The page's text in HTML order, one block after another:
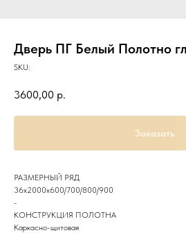
Дверь ПГ Белый Полотно
SKU:
3600,00 р.
Заказать
РАЗМЕРНЫЙ РЯД
36х2000х600/700/800/900
-
КОНСТРУКЦИЯ ПОЛОТНА
Каркасно-щитовая